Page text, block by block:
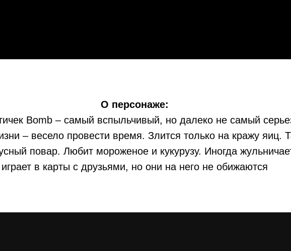
О персонаже:
Bomb – самый вспыльчивый, но далеко не самый
– весело провести время. Злится только на кражу яиц.
повар. Любит мороженое и кукурузу. Иногда
играет в карты с друзьями, но они на него не обижаются